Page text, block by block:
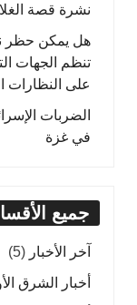
نشرة قصة
تنظم الجهات
على النظارات
الضربات
في غزة
جميع
آخر الأخبار (5)
أخبار الشرق